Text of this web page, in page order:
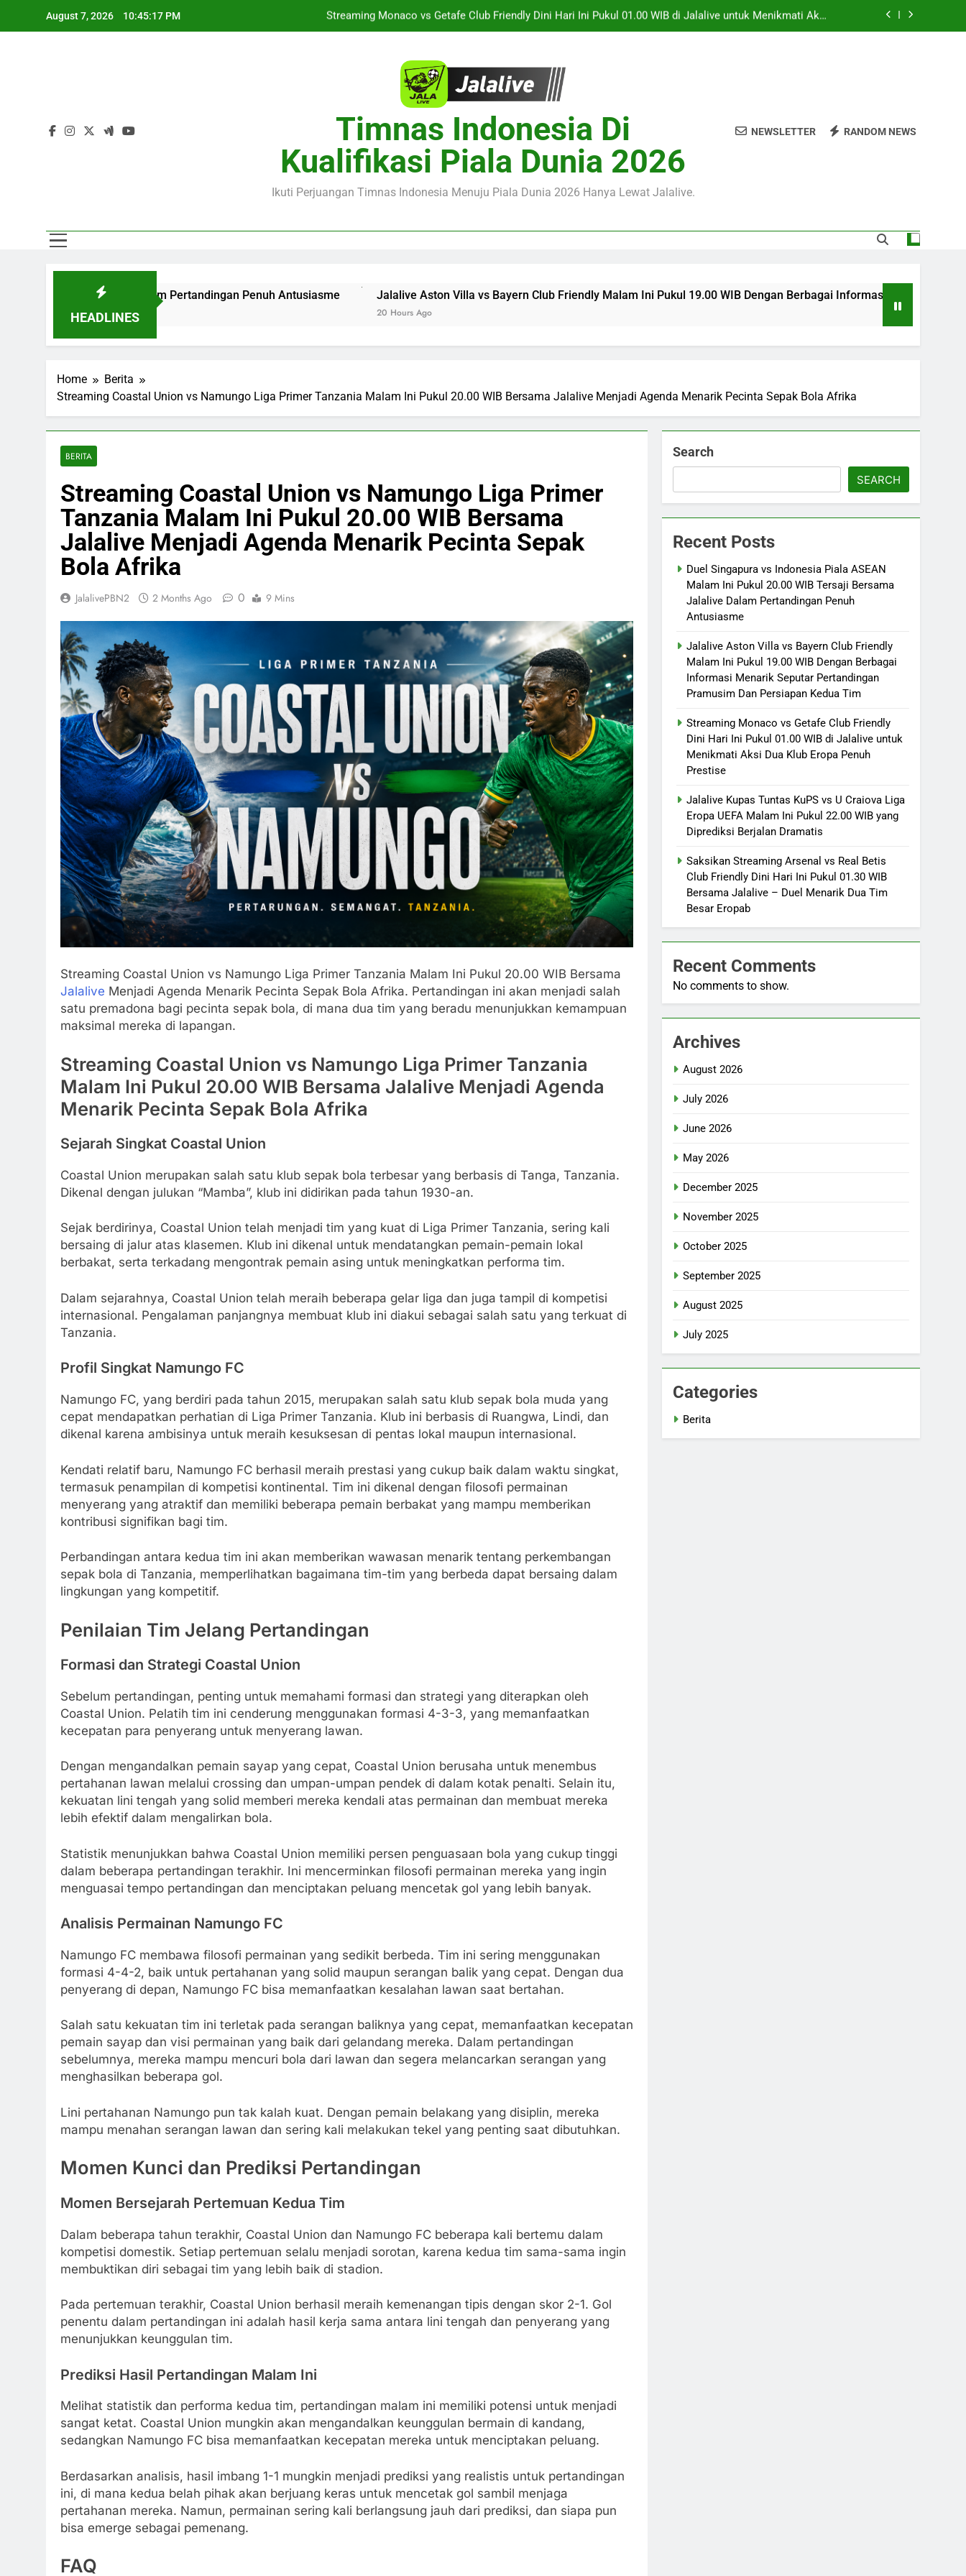
August 7, 2026 10:45:19 PM
Streaming Monaco vs Getafe Club Friendly Dini Hari Ini Pukul 01.00 WIB di Jalalive untuk Menikmati Aksi
Duel Singapura vs Indonesia Piala ASEAN Malam Ini Pukul 20.00 WIB Tersaji Bersama Jalalive Dalam
Jalalive Aston Villa vs Bayern Club Friendly Malam Ini Pukul 19.00 WIB Dengan Berbagai Informasi Menarik
Seputar Pertandingan Pramusim Dan Persiapan Kedua Tim
Streaming Monaco vs Getafe Club Friendly Dini Hari Ini Pukul 01.00 WIB di Jalalive untuk Menikmati Aksi
Dua Klub Eropa Penuh Prestise
Jalalive Kupas Tuntas KuPS vs U Craiova Liga Eropa UEFA Malam Ini Pukul 22.00 WIB yang Diprediksi
Timnas Indonesia Di
Kualifikasi Piala Dunia 2026
Ikuti Perjuangan Timnas Indonesia Menuju Piala Dunia 2026 Hanya Lewat Jalalive.
NEWSLETTER RANDOM NEWS
HEADLINES
Dalam Pertandingan Penuh Antusiasme Jalalive Aston Villa vs Bayern Club Friendly Malam Ini Pukul 19.00 WIB Dengan Berbagai Informasi Menarik Seputar Pertandingan
Home
Berita
Streaming Coastal Union vs Namungo Liga Primer Tanzania Malam Ini Pukul 20.00 WIB Bersama Jalalive Menjadi Agenda Menarik Pecinta Sepak Bola Afrika
BERITA
Streaming Coastal Union vs Namungo Liga Primer
Tanzania Malam Ini Pukul 20.00 WIB Bersama
Jalalive Menjadi Agenda Menarik Pecinta Sepak
Bola Afrika
JalalivePBN2 2 Months Ago 0 9 Mins
Streaming Coastal Union vs Namungo Liga Primer Tanzania Malam Ini Pukul 20.00 WIB Bersama
Jalalive Menjadi Agenda Menarik Pecinta Sepak Bola Afrika. Pertandingan ini akan menjadi salah
satu premadona bagi pecinta sepak bola, di mana dua tim yang beradu menunjukkan kemampuan
maksimal mereka di lapangan.
Streaming Coastal Union vs Namungo Liga Primer Tanzania
Malam Ini Pukul 20.00 WIB Bersama Jalalive Menjadi Agenda
Menarik Pecinta Sepak Bola Afrika
Sejarah Singkat Coastal Union
Coastal Union merupakan salah satu klub sepak bola terbesar yang berbasis di Tanga, Tanzania.
Dikenal dengan julukan “Mamba”, klub ini didirikan pada tahun 1930-an.
Sejak berdirinya, Coastal Union telah menjadi tim yang kuat di Liga Primer Tanzania, sering kali
bersaing di jalur atas klasemen. Klub ini dikenal untuk mendatangkan pemain-pemain lokal
berbakat, serta terkadang mengontrak pemain asing untuk meningkatkan performa tim.
Dalam sejarahnya, Coastal Union telah meraih beberapa gelar liga dan juga tampil di kompetisi
internasional. Pengalaman panjangnya membuat klub ini diakui sebagai salah satu yang terkuat di
Tanzania.
Profil Singkat Namungo FC
Namungo FC, yang berdiri pada tahun 2015, merupakan salah satu klub sepak bola muda yang
cepat mendapatkan perhatian di Liga Primer Tanzania. Klub ini berbasis di Ruangwa, Lindi, dan
dikenal karena ambisinya untuk meraih kesuksesan di pentas lokal maupun internasional.
Kendati relatif baru, Namungo FC berhasil meraih prestasi yang cukup baik dalam waktu singkat,
termasuk penampilan di kompetisi kontinental. Tim ini dikenal dengan filosofi permainan
menyerang yang atraktif dan memiliki beberapa pemain berbakat yang mampu memberikan
kontribusi signifikan bagi tim.
Perbandingan antara kedua tim ini akan memberikan wawasan menarik tentang perkembangan
sepak bola di Tanzania, memperlihatkan bagaimana tim-tim yang berbeda dapat bersaing dalam
lingkungan yang kompetitif.
Penilaian Tim Jelang Pertandingan
Formasi dan Strategi Coastal Union
Sebelum pertandingan, penting untuk memahami formasi dan strategi yang diterapkan oleh
Coastal Union. Pelatih tim ini cenderung menggunakan formasi 4-3-3, yang memanfaatkan
kecepatan para penyerang untuk menyerang lawan.
Dengan mengandalkan pemain sayap yang cepat, Coastal Union berusaha untuk menembus
pertahanan lawan melalui crossing dan umpan-umpan pendek di dalam kotak penalti. Selain itu,
kekuatan lini tengah yang solid memberi mereka kendali atas permainan dan membuat mereka
lebih efektif dalam mengalirkan bola.
Statistik menunjukkan bahwa Coastal Union memiliki persen penguasaan bola yang cukup tinggi
dalam beberapa pertandingan terakhir. Ini mencerminkan filosofi permainan mereka yang ingin
menguasai tempo pertandingan dan menciptakan peluang mencetak gol yang lebih banyak.
Analisis Permainan Namungo FC
Namungo FC membawa filosofi permainan yang sedikit berbeda. Tim ini sering menggunakan
formasi 4-4-2, baik untuk pertahanan yang solid maupun serangan balik yang cepat. Dengan dua
penyerang di depan, Namungo FC bisa memanfaatkan kesalahan lawan saat bertahan.
Salah satu kekuatan tim ini terletak pada serangan baliknya yang cepat, memanfaatkan kecepatan
pemain sayap dan visi permainan yang baik dari gelandang mereka. Dalam pertandingan
sebelumnya, mereka mampu mencuri bola dari lawan dan segera melancarkan serangan yang
menghasilkan beberapa gol.
Lini pertahanan Namungo pun tak kalah kuat. Dengan pemain belakang yang disiplin, mereka
mampu menahan serangan lawan dan sering kali melakukan tekel yang penting saat dibutuhkan.
Momen Kunci dan Prediksi Pertandingan
Momen Bersejarah Pertemuan Kedua Tim
Dalam beberapa tahun terakhir, Coastal Union dan Namungo FC beberapa kali bertemu dalam
kompetisi domestik. Setiap pertemuan selalu menjadi sorotan, karena kedua tim sama-sama ingin
membuktikan diri sebagai tim yang lebih baik di stadion.
Pada pertemuan terakhir, Coastal Union berhasil meraih kemenangan tipis dengan skor 2-1. Gol
penentu dalam pertandingan ini adalah hasil kerja sama antara lini tengah dan penyerang yang
menunjukkan keunggulan tim.
Prediksi Hasil Pertandingan Malam Ini
Melihat statistik dan performa kedua tim, pertandingan malam ini memiliki potensi untuk menjadi
sangat ketat. Coastal Union mungkin akan mengandalkan keunggulan bermain di kandang,
sedangkan Namungo FC bisa memanfaatkan kecepatan mereka untuk menciptakan peluang.
Berdasarkan analisis, hasil imbang 1-1 mungkin menjadi prediksi yang realistis untuk pertandingan
ini, di mana kedua belah pihak akan berjuang keras untuk mencetak gol sambil menjaga
pertahanan mereka. Namun, permainan sering kali berlangsung jauh dari prediksi, dan siapa pun
bisa emerge sebagai pemenang.
FAQ
Search
SEARCH
Recent Posts
Duel Singapura vs Indonesia Piala ASEAN
Malam Ini Pukul 20.00 WIB Tersaji Bersama
Jalalive Dalam Pertandingan Penuh
Antusiasme
Jalalive Aston Villa vs Bayern Club Friendly
Malam Ini Pukul 19.00 WIB Dengan Berbagai
Informasi Menarik Seputar Pertandingan
Pramusim Dan Persiapan Kedua Tim
Streaming Monaco vs Getafe Club Friendly
Dini Hari Ini Pukul 01.00 WIB di Jalalive untuk
Menikmati Aksi Dua Klub Eropa Penuh
Prestise
Jalalive Kupas Tuntas KuPS vs U Craiova Liga
Eropa UEFA Malam Ini Pukul 22.00 WIB yang
Diprediksi Berjalan Dramatis
Saksikan Streaming Arsenal vs Real Betis
Club Friendly Dini Hari Ini Pukul 01.30 WIB
Bersama Jalalive – Duel Menarik Dua Tim
Besar Eropab
Recent Comments
No comments to show.
Archives
August 2026
July 2026
June 2026
May 2026
December 2025
November 2025
October 2025
September 2025
August 2025
July 2025
Categories
Berita